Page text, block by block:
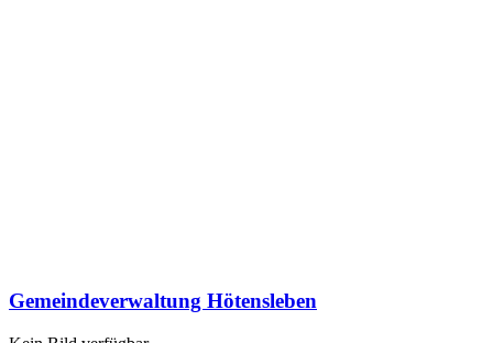
Gemeindeverwaltung Hötensleben